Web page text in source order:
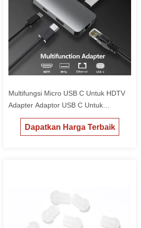
Multifungsi Micro USB C Untuk HDTV
Adapter Adaptor USB C Untuk
Proyeksi TV Mac
Dapatkan Harga Terbaik